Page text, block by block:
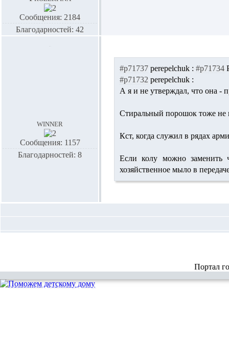
Сообщения: 2184
Благодарностей: 42
winner
Сообщения: 1157
Благодарностей: 8
#p71737 perepelchuk : #p71734
#p71732 perepelchuk :
А я и не утверждал, что она -
Стиральный порошок тоже не
Кст, когда служил в рядах
Если колу можно заменить
хозяйственное мыло в
Портал